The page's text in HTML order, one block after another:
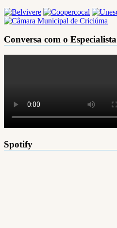
Conversa com o Especialista
Spotify